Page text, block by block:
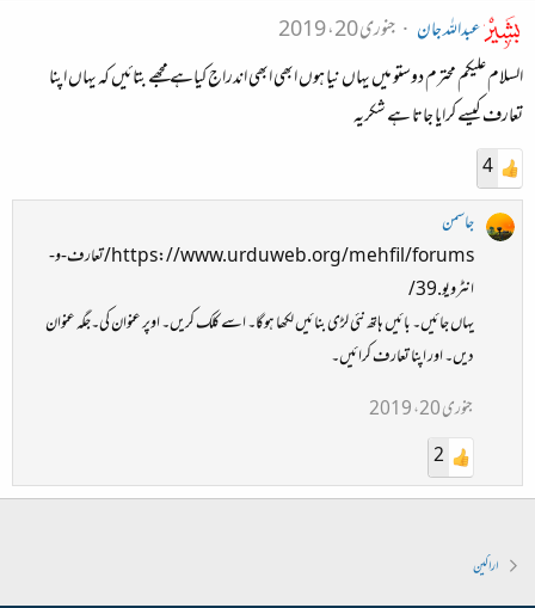
عبداللہ جان
جنوری 20، 2019
السلام علیکم محترم دوستو میں یہاں نیا ہوں ابھی ابھی اندراج کیاہے مجھے بتائیں کہ یہاں اپنا
تعارف کیسے کرایا جاتا ہے شکریہ
4
جاسمن
https://www.urduweb.org/mehfil/forums/تعارف-و-
انٹرویو.39/
یہاں جائیں۔ بائیں ہاتھ نئی لڑی بنائیں لکھا ہوگا۔ اسے کلک کریں۔ اوپر عنوان کی۔جگہ عنوان
دیں۔ اور اپنا تعارف کرائیں۔
جنوری 20، 2019
2
اراکین